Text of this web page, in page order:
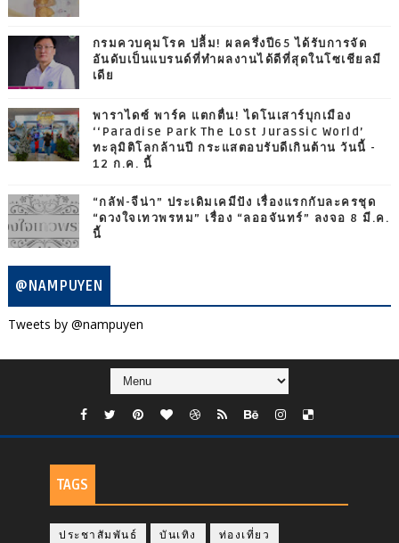
กรมควบคุมโรค ปลื้ม! ผลครึ่งปี65 ได้รับการจัด
อันดับเป็นแบรนด์ที่ทำผลงานได้ดีที่สุดในโซเชียลมี
เดีย
พาราไดซ์ พาร์ค แตกตื่น! ไดโนเสาร์บุกเมือง
‘‘Paradise Park The Lost Jurassic World’
ทะลุมิติโลกล้านปี กระแสตอบรับดีเกินต้าน วันนี้ -
12 ก.ค. นี้
“กลัฟ-จีน่า” ประเดิมเคมีปัง เรื่องแรกกับละครชุด
“ดวงใจเทวพรหม” เรื่อง “ลออจันทร์” ลงจอ 8 มี.ค.
นี้
@NAMPUYEN
Tweets by @nampuyen
TAGS
ประชาสัมพันธ์ บันเทิง ท่องเที่ยว